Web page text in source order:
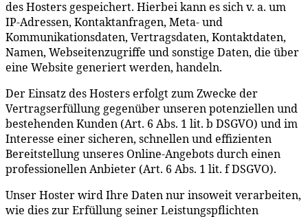
des Hosters gespeichert. Hierbei kann es sich v. a. um
IP-Adressen, Kontaktanfragen, Meta- und
Kommunikationsdaten, Vertragsdaten, Kontaktdaten,
Namen, Webseitenzugriffe und sonstige Daten, die über
eine Website generiert werden, handeln.
Der Einsatz des Hosters erfolgt zum Zwecke der
Vertragserfüllung gegenüber unseren potenziellen und
bestehenden Kunden (Art. 6 Abs. 1 lit. b DSGVO) und im
Interesse einer sicheren, schnellen und effizienten
Bereitstellung unseres Online-Angebots durch einen
professionellen Anbieter (Art. 6 Abs. 1 lit. f DSGVO).
Unser Hoster wird Ihre Daten nur insoweit verarbeiten,
wie dies zur Erfüllung seiner Leistungspflichten